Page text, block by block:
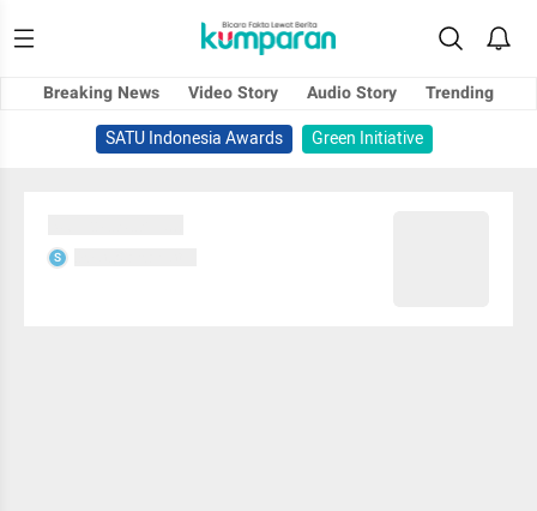
Breaking News Video Story Audio Story
Trending
SATU Indonesia Awards
Green Initiative
S